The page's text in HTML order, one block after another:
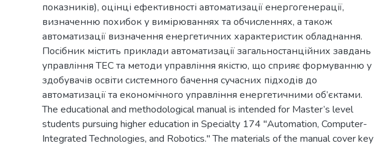
показників), оцінці ефективності автоматизації енергогенерації,
визначенню похибок у вимірюваннях та обчисленнях, а також
автоматизації визначення енергетичних характеристик обладнання.
Посібник містить приклади автоматизації загальностанційних завдань
управління ТЕС та методи управління якістю, що сприяє формуванню у
здобувачів освіти системного бачення сучасних підходів до
автоматизації та економічного управління енергетичними об’єктами.
The educational and methodological manual is intended for Master’s level
students pursuing higher education in Specialty 174 "Automation, Computer-
Integrated Technologies, and Robotics." The materials of the manual cover key